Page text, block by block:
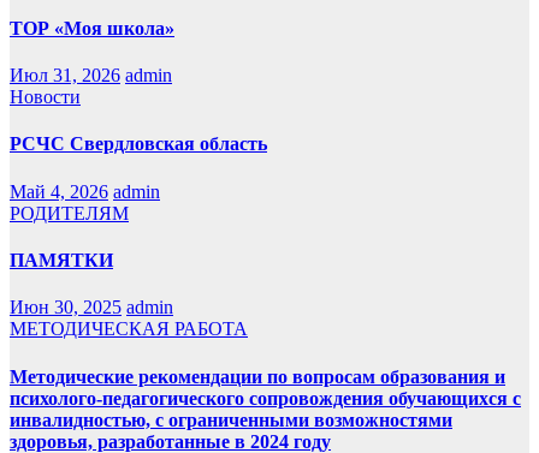
ТОР «Моя школа»
Июл 31, 2026 admin
Новости
РСЧС Свердловская область
Май 4, 2026 admin
РОДИТЕЛЯМ
ПАМЯТКИ
Июн 30, 2025 admin
МЕТОДИЧЕСКАЯ РАБОТА
Методические рекомендации по вопросам образования и
психолого-педагогического сопровождения обучающихся с
инвалидностью, с ограниченными возможностями
здоровья, разработанные в 2024 году